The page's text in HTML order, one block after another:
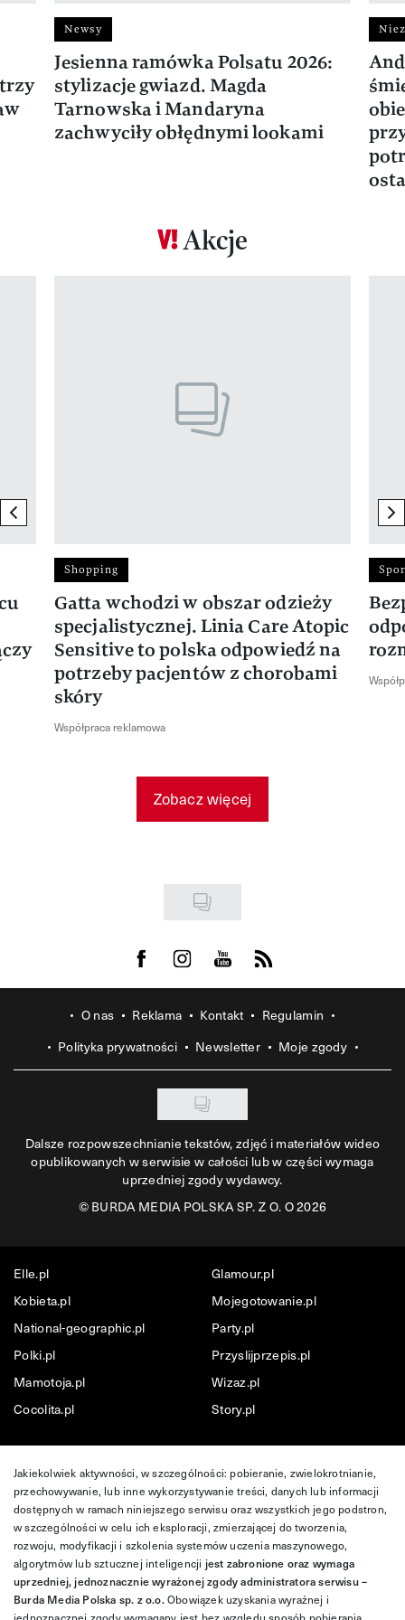
Newsy
Jesienna ramówka Polsatu 2026:
stylizacje gwiazd. Magda
Tarnowska i Mandaryna
zachwyciły obłędnymi lookami
Akcje
previous element
Shopping
Gatta wchodzi w obszar odzieży
specjalistycznej. Linia Care Atopic
Sensitive to polska odpowiedź na
potrzeby pacjentów z chorobami
skóry
Współpraca reklamowa
Zobacz więcej
Visit us on Facebook
Visit us on Instagram
Visit us on Youtube
Visit us on Rss
O nas Reklama Kontakt
Regulamin
Polityka prywatności
Newsletter Moje zgody
Dalsze rozpowszechnianie tekstów, zdjęć i materiałów wideo
opublikowanych w serwisie w całości lub w części wymaga
uprzedniej zgody wydawcy.
©BURDA MEDIA POLSKA SP. Z O. O 2026
Elle.pl
Glamour.pl
Kobieta.pl
Mojegotowanie.pl
National-geographic.pl
Party.pl
Polki.pl
Przyslijprzepis.pl
Mamotoja.pl
Wizaz.pl
Cocolita.pl
Story.pl
Jakiekolwiek aktywności, w szczególności: pobieranie, zwielokrotnianie,
przechowywanie, lub inne wykorzystywanie treści, danych lub informacji
dostępnych w ramach niniejszego serwisu oraz wszystkich jego podstron,
w szczególności w celu ich eksploracji, zmierzającej do tworzenia,
rozwoju, modyfikacji i szkolenia systemów uczenia maszynowego,
algorytmów lub sztucznej inteligencji jest zabronione oraz wymaga
uprzedniej, jednoznacznie wyrażonej zgody administratora serwisu –
Burda Media Polska sp. z o.o.Obowiązek uzyskania wyraźnej i
jednoznacznej zgody wymagany jest bez względu sposób pobierania,